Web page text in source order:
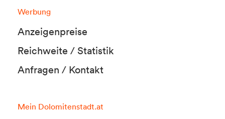
Werbung
Anzeigenpreise
Reichweite / Statistik
Anfragen / Kontakt
Mein Dolomitenstadt.at